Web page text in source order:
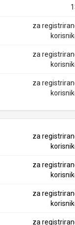
za
za
za
za
za
za
za